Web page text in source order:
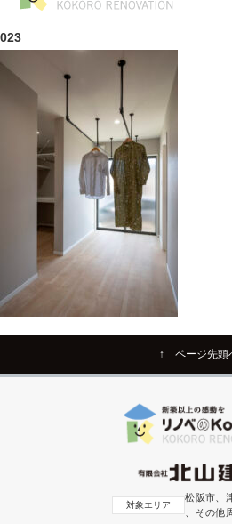
023
↑ ページ先頭
対象エリア
松阪市、
、その他